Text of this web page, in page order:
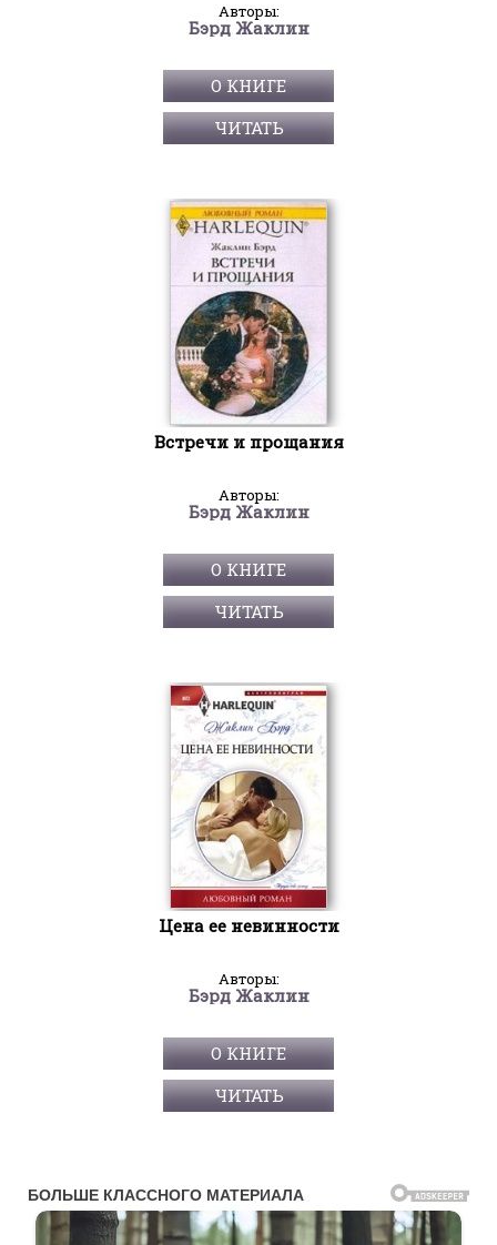
Авторы:
Бэрд Жаклин
О КНИГЕ
ЧИТАТЬ
Встречи и прощания
Авторы:
Бэрд Жаклин
О КНИГЕ
ЧИТАТЬ
Цена ее невинности
Авторы:
Бэрд Жаклин
О КНИГЕ
ЧИТАТЬ